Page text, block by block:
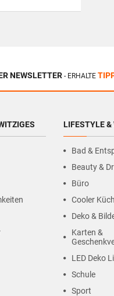
NEWSLETTER - ERHALTE
LIFESTYLE &
Bad &
Beauty &
Büro
Cooler
Deko &
Karten &
LED Deko
Schule
Sport